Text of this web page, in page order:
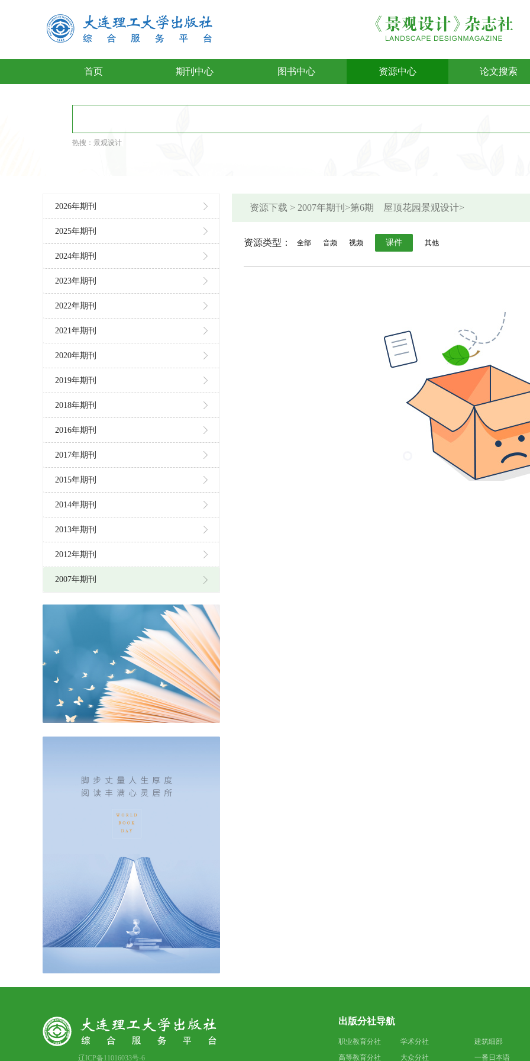
首页 期刊中心 图书中心 资源中心 论文搜索
热搜： 景观设计
2026年期刊
2025年期刊
2024年期刊
2023年期刊
2022年期刊
2021年期刊
2020年期刊
2019年期刊
2018年期刊
2016年期刊
2017年期刊
2015年期刊
2014年期刊
2013年期刊
2012年期刊
2007年期刊
资源下载 > 2007年期刊>第6期 屋顶花园景观设计>
资源类型： 全部 音频 视频 课件 其他
辽ICP备11016033号-6
出版分社导航
职业教育分社
学术分社
高等教育分社
大众分社
建筑细部
一番日本语